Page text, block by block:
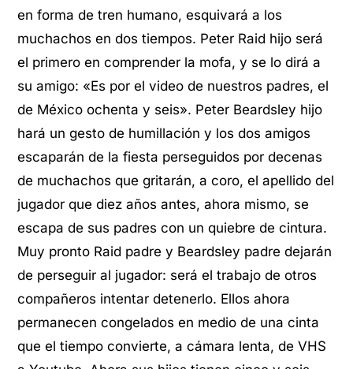
en forma de tren humano, esquivará a los
muchachos en dos tiempos. Peter Raid hijo será
el primero en comprender la mofa, y se lo dirá a
su amigo: «Es por el video de nuestros padres, el
de México ochenta y seis». Peter Beardsley hijo
hará un gesto de humillación y los dos amigos
escaparán de la fiesta perseguidos por decenas
de muchachos que gritarán, a coro, el apellido del
jugador que diez años antes, ahora mismo, se
escapa de sus padres con un quiebre de cintura.
Muy pronto Raid padre y Beardsley padre dejarán
de perseguir al jugador: será el trabajo de otros
compañeros intentar detenerlo. Ellos ahora
permanecen congelados en medio de una cinta
que el tiempo convierte, a cámara lenta, de VHS